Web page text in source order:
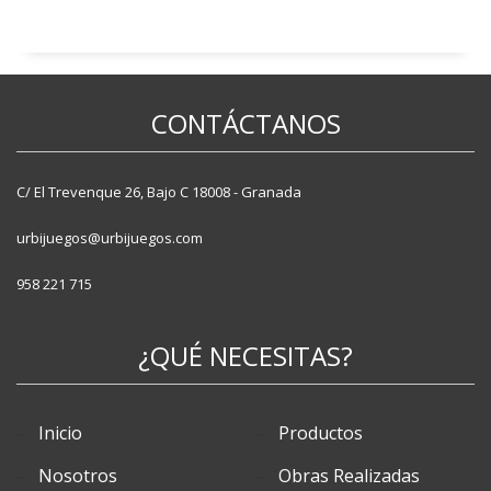
Vallas
CONTÁCTANOS
C/ El Trevenque 26, Bajo C 18008 - Granada
urbijuegos@urbijuegos.com
958 221 715
¿QUÉ NECESITAS?
Inicio
Productos
Nosotros
Obras Realizadas